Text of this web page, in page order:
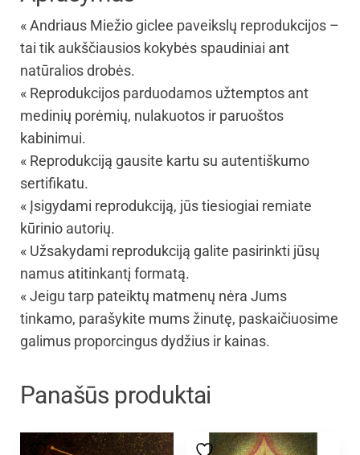
« Andriaus Miežio giclee paveikslų reprodukcijos –
tai tik aukščiausios kokybės spaudiniai ant
natūralios drobės.
« Reprodukcijos parduodamos užtemptos ant
medinių porėmių, nulakuotos ir paruoštos
kabinimui.
« Reprodukciją gausite kartu su autentiškumo
sertifikatu.
« Įsigydami reprodukciją, jūs tiesiogiai remiate
kūrinio autorių.
« Užsakydami reprodukciją galite pasirinkti jūsų
namus atitinkantį formatą.
« Jeigu tarp pateiktų matmenų nėra Jums
tinkamo, parašykite mums žinutę, paskaičiuosime
galimus proporcingus dydžius ir kainas.
Panašūs produktai